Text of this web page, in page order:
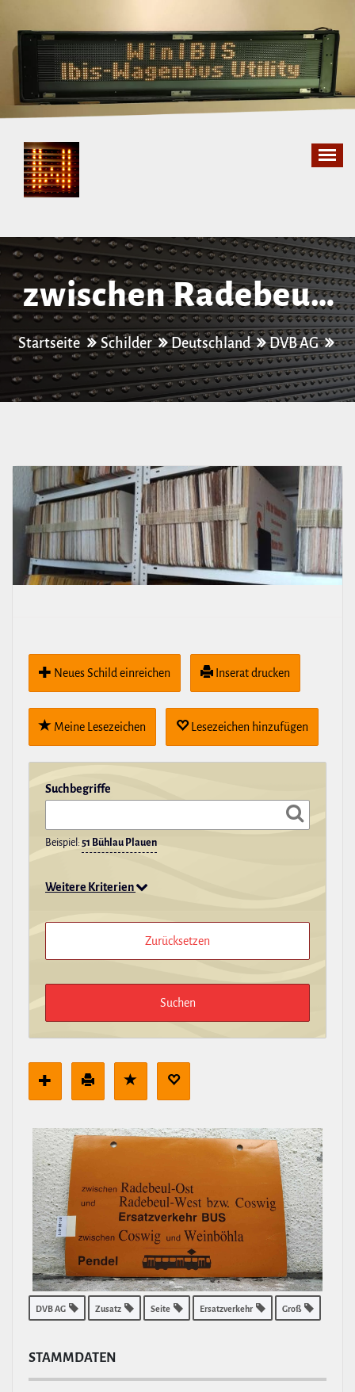
springen
zwischen Radebeul-​
Ost und Radebeul-​
West bzw. Coswig
Ersatzverkehr BUS
Weinböhla Pendel
[Tram neu]
Startseite Schilder Deutschland DVB AG
Neues Schild ein­rei­chen Inserat drucken
Meine Lese­zei­chen Lese­zei­chen hin­zu­fügen
Such­be­griffe
Beispiel: 51 Bühlau Plauen
Weitere Kriterien
DVB AG Zusatz Seite Ersatzverkehr Groß
STAMM­DATEN